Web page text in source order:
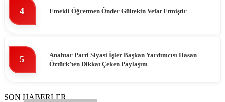
4 Emekli Öğretmen Ônder Gültekin Vefat Etmiştir
5
Anahtar Parti Siyasi İşler Başkan Yardımcısı Hasan
Öztürk’ten Dikkat Çeken Paylaşım
SON HABERLER